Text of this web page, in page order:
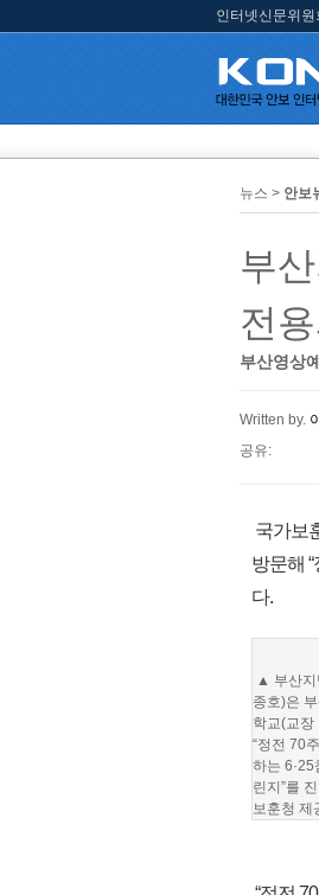
인터넷신문위
뉴스 > 안보
부
전
부산영상
Written by.
공유:
국가보
방문해
다.
▲ 부산지
종호)은
학교(교장
“정전 70
하는 6·25
린지”를
보훈청